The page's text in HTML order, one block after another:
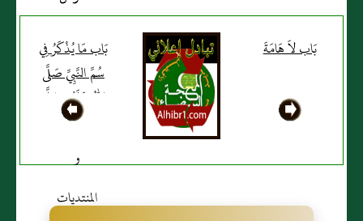
بَاب لاَ هَامَةَ
بَاب مَا يُذْكَرُ فِي
سُمِّ النَّبِيِّ صَلَّى
اللَّهُ عَلَيْهِ وَسَلَّمَ